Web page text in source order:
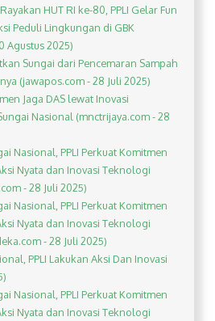
HUT RI ke-80, PPLI Gelar Fun
Peduli Lingkungan di GBK
Agustus 2025)
Sungai dari Pencemaran Sampah
(jawapos.com - 28 Juli 2025)
Jaga DAS lewat Inovasi
Nasional (mnctrijaya.com - 28
Nasional, PPLI Perkuat Komitmen
Nyata dan Inovasi Teknologi
- 28 Juli 2025)
Nasional, PPLI Perkuat Komitmen
Nyata dan Inovasi Teknologi
- 28 Juli 2025)
PPLI Lakukan Aksi Dan Inovasi
Nasional, PPLI Perkuat Komitmen
Nyata dan Inovasi Teknologi